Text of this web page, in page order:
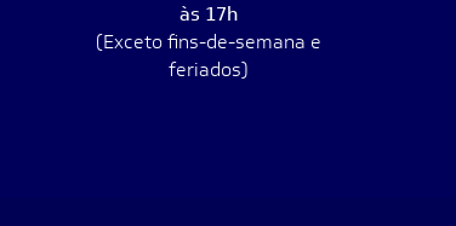
às 17h
(Exceto fins-de-semana e
feriados)